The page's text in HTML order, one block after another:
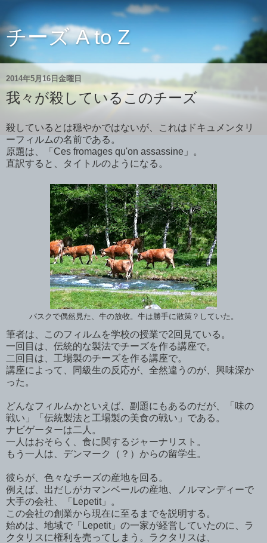
チーズ A to Z
2014年5月16日金曜日
我々が殺しているこのチーズ
殺しているとは穏やかではないが、これはドキュメンタリ
ーフィルムの名前である。
原題は、「Ces fromages qu'on assassine」。
直訳すると、タイトルのようになる。
バスクで偶然見た、牛の放牧。牛は勝手に散策？していた。
筆者は、このフィルムを学校の授業で2回見ている。
一回目は、伝統的な製法でチーズを作る講座で。
二回目は、工場製のチーズを作る講座で。
講座によって、同級生の反応が、全然違うのが、興味深か
った。
どんなフィルムかといえば、副題にもあるのだが、「味の
戦い」「伝統製法と工場製の美食の戦い」である。
ナビゲーターは二人。
一人はおそらく、食に関するジャーナリスト。
もう一人は、デンマーク（？）からの留学生。
彼らが、色々なチーズの産地を回る。
例えば、出だしがカマンベールの産地、ノルマンディーで
大手の会社、「Lepetit」。
この会社の創業から現在に至るまでを説明する。
始めは、地域で「Lepetit」の一家が経営していたのに、ラ
クタリスに権利を売ってしまう。ラクタリスは、